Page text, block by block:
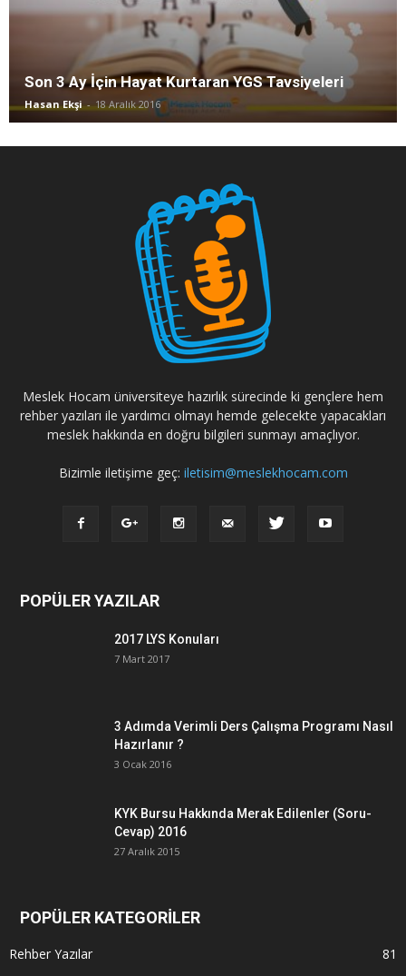
Son 3 Ay İçin Hayat Kurtaran YGS Tavsiyeleri
Hasan Ekşi - 18 Aralık 2016
Meslek Hocam üniversiteye hazırlık sürecinde ki gençlere hem
rehber yazıları ile yardımcı olmayı hemde gelecekte yapacakları
meslek hakkında en doğru bilgileri sunmayı amaçlıyor.
Bizimle iletişime geç: iletisim@meslekhocam.com
POPÜLER YAZILAR
2017 LYS Konuları
7 Mart 2017
3 Adımda Verimli Ders Çalışma Programı Nasıl
Hazırlanır ?
3 Ocak 2016
KYK Bursu Hakkında Merak Edilenler (Soru-
Cevap) 2016
27 Aralık 2015
POPÜLER KATEGORİLER
Rehber Yazılar
81